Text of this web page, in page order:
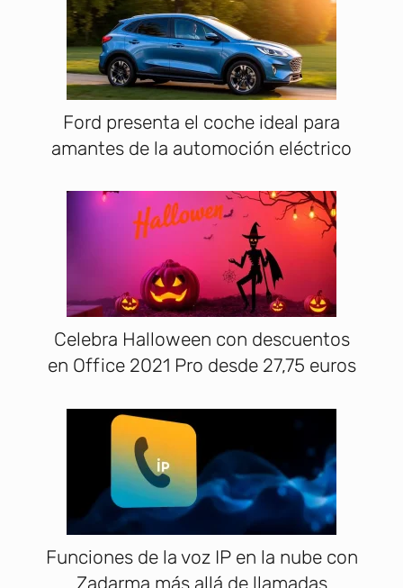
Ford presenta el coche ideal para
amantes de la automoción eléctrico
Celebra Halloween con descuentos
en Office 2021 Pro desde 27,75 euros
Funciones de la voz IP en la nube con
Zadarma más allá de llamadas